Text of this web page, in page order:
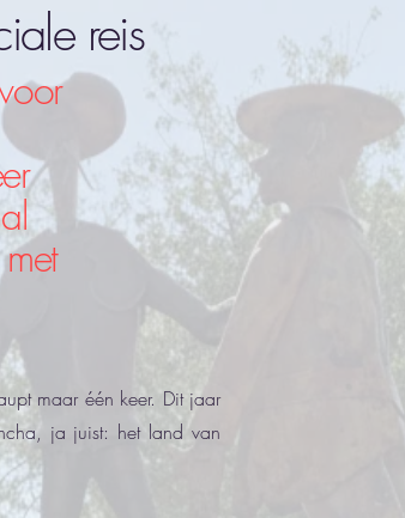
reis
maar één keer. Dit jaar
ja juist: het land van